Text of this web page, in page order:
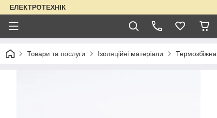
ЕЛЕКТРОТЕХНІК
Товари та послуги Ізоляційні матеріали